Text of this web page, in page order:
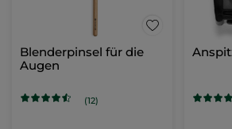
Blenderpinsel für die
Augen
(12)